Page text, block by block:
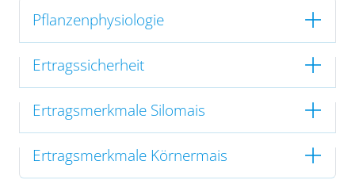
Pflanzenphysiologie
Ertragssicherheit
Ertragsmerkmale Silomais
Ertragsmerkmale Körnermais